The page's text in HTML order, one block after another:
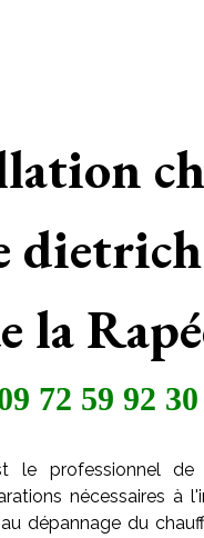
la
72 59 92 30
le professionnel
nécessaires à
dépannage du